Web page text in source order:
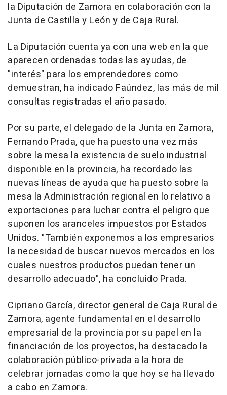
la Diputación de Zamora en colaboración con la
Junta de Castilla y León y de Caja Rural.
La Diputación cuenta ya con una web en la que
aparecen ordenadas todas las ayudas, de
"interés" para los emprendedores como
demuestran, ha indicado Faúndez, las más de mil
consultas registradas el año pasado.
Por su parte, el delegado de la Junta en Zamora,
Fernando Prada, que ha puesto una vez más
sobre la mesa la existencia de suelo industrial
disponible en la provincia, ha recordado las
nuevas líneas de ayuda que ha puesto sobre la
mesa la Administración regional en lo relativo a
exportaciones para luchar contra el peligro que
suponen los aranceles impuestos por Estados
Unidos. "También exponemos a los empresarios
la necesidad de buscar nuevos mercados en los
cuales nuestros productos puedan tener un
desarrollo adecuado", ha concluido Prada.
Cipriano García, director general de Caja Rural de
Zamora, agente fundamental en el desarrollo
empresarial de la provincia por su papel en la
financiación de los proyectos, ha destacado la
colaboración público-privada a la hora de
celebrar jornadas como la que hoy se ha llevado
a cabo en Zamora.